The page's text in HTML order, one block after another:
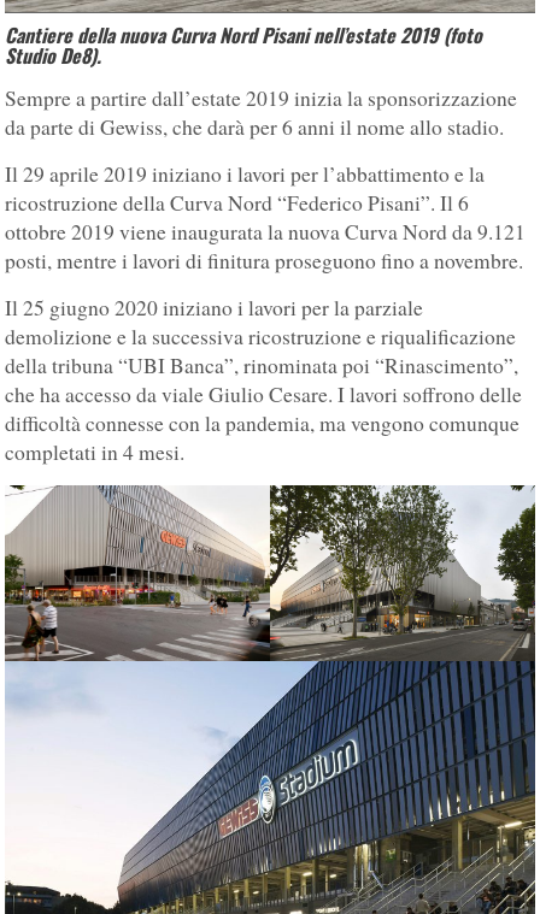
Cantiere della nuova Curva Nord Pisani nell’estate 2019 (foto
Studio De8).
Sempre a partire dall’estate 2019 inizia la sponsorizzazione
da parte di Gewiss, che darà per 6 anni il nome allo stadio.
Il 29 aprile 2019 iniziano i lavori per l’abbattimento e la
ricostruzione della Curva Nord “Federico Pisani”. Il 6
ottobre 2019 viene inaugurata la nuova Curva Nord da 9.121
posti, mentre i lavori di finitura proseguono fino a novembre.
Il 25 giugno 2020 iniziano i lavori per la parziale
demolizione e la successiva ricostruzione e riqualificazione
della tribuna “UBI Banca”, rinominata poi “Rinascimento”,
che ha accesso da viale Giulio Cesare. I lavori soffrono delle
difficoltà connesse con la pandemia, ma vengono comunque
completati in 4 mesi.